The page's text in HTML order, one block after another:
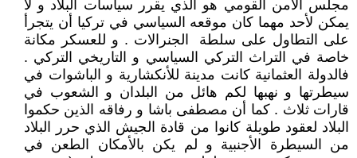
مجلس الأمن القومي هو الذي يقرر سياسات البلاد و لا
يمكن لأحد مهما كان موقعه السياسي في تركيا أن يتجرأ
على التطاول على سلطة الجنرالات . و للعسكر مكانة
خاصة في التراث التركي السياسي و التاريخي التركي .
فالدولة العثمانية كانت مدينة للأنكشارية و الباشوات في
سيطرتها و نهبها لكم هائل من البلدان و الشعوب في
قارات ثلاث . كما أن مصطفى باشا و رفاقه الذين حكموا
البلاد لعقود طويلة كانوا من قادة الجيش الذي حرر البلاد
من السيطرة الأجنبية و لم يكن بالأمكان الطعن في